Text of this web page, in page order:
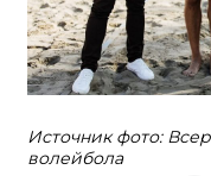
Источник фото:
волейбола